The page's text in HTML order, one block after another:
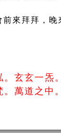
來拜拜，晚
玄玄一炁
萬道之中